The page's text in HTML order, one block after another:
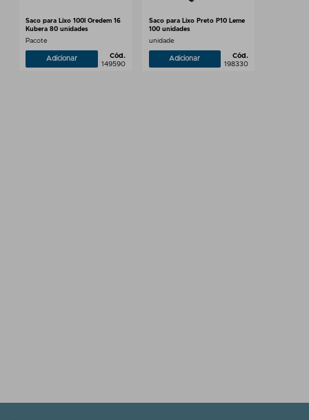
Saco para Lixo 100l Oredem 16
Kubera 80 unidades
Pacote
Adicionar
Cód.
149590
Saco para Lixo Preto P10 Leme
100 unidades
unidade
Adicionar
Cód.
198330